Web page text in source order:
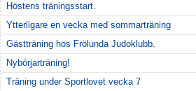
Höstens träningsstart.
Ytterligare en vecka med sommarträning
Gästträning hos Frölunda Judoklubb.
Nybörjarträning!
Träning under Sportlovet vecka 7